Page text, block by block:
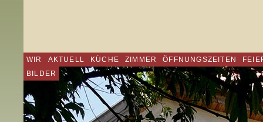
WIR AKTUELL KÜCHE ZIMMER ÖFFNUNGSZEITEN
BILDER